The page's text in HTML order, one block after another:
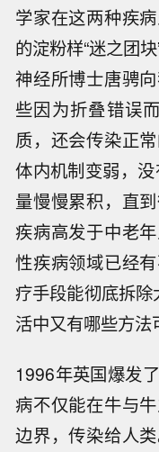
学家在这两种疾
的淀粉样“迷之团
神经所博士唐骋
些因为折叠错误
质，还会传染正
体内机制变弱，没
量慢慢累积，直
疾病高发于中老
性疾病领域已经
疗手段能彻底拆除
活中又有哪些方法
1996年英国爆发
病不仅能在牛与
边界，传染给人